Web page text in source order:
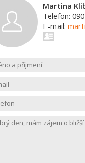
Martina
Telefon:
E-mail: